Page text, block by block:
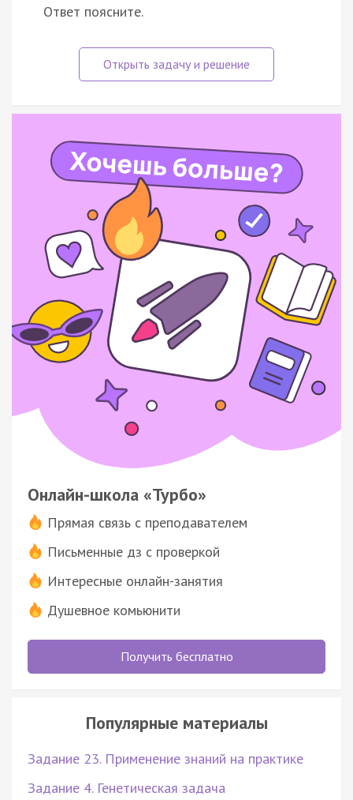
Ответ поясните.
Онлайн-школа «Турбо»
Прямая связь с преподавателем
Письменные дз с проверкой
Интересные онлайн-занятия
Душевное комьюнити
Получить бесплатно
Популярные материалы
Задание 23. Применение знаний на практике
Задание 4. Генетическая задача